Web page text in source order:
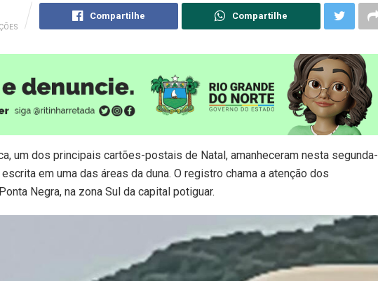
Compartilhe Compartilhe
um dos principais cartões-postais de Natal, amanheceram nesta segunda-
em uma das áreas da duna. O registro chama a atenção dos
Negra, na zona Sul da capital potiguar.